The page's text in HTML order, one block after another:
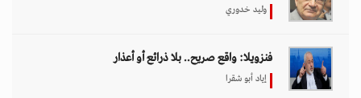
وليد خدوري
فنزويلا: واقع صريح.. بلا ذرائع أو أعذار
إياد أبو شقرا